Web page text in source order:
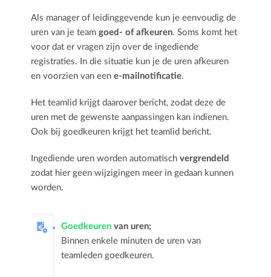
Als manager of leidinggevende kun je eenvoudig de
uren van je teamgoed- of afkeuren. Soms komt het
voor dat er vragen zijn over de ingediende
registraties. In die situatie kun je de uren afkeuren
en voorzien van eene-mailnotificatie.
Het teamlid krijgt daarover bericht, zodat deze de
uren met de gewenste aanpassingen kan indienen.
Ook bij goedkeuren krijgt het teamlid bericht.
Ingediende uren worden automatischvergrendeld
zodat hier geen wijzigingen meer in gedaan kunnen
worden.
Goedkeuren van uren;
Binnen enkele minuten de uren van
teamleden goedkeuren.